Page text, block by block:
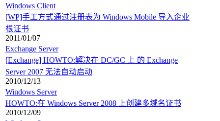
Windows Client
[WP]手工方式通过注册表为 Windows Mobile 导入企业
根证书
2011/01/07
Exchange Server
[Exchange] HOWTO:解决在 DC/GC 上 的 Exchange
Server 2007 无法自动启动
2010/12/13
Windows Server
HOWTO:在 Windows Server 2008 上创建多域名证书
2010/12/09